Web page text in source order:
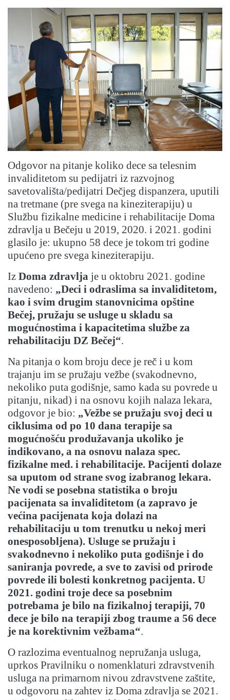
Odgovor na pitanje koliko dece sa telesnim
invaliditetom su pedijatri iz razvojnog
savetovališta/pedijatri Dečjeg dispanzera, uputili
na tretmane (pre svega na kineziterapiju) u
Službu fizikalne medicine i rehabilitacije Doma
zdravlja u Bečeju u 2019, 2020. i 2021. godini
glasilo je: ukupno 58 dece je tokom tri godine
upućeno pre svega kineziterapiju.
Iz Doma zdravlja je u oktobru 2021. godine
navedeno: „Deci i odraslima sa invaliditetom,
kao i svim drugim stanovnicima opštine
Bečej, pružaju se usluge u skladu sa
mogućnostima i kapacitetima službe za
rehabilitaciju DZ Bečej“.
Na pitanja o kom broju dece je reč i u kom
trajanju im se pružaju vežbe (svakodnevno,
nekoliko puta godišnje, samo kada su povrede u
pitanju, nikad) i na osnovu kojih nalaza lekara,
odgovor je bio: „Vežbe se pružaju svoj deci u
ciklusima od po 10 dana terapije sa
mogućnošću produžavanja ukoliko je
indikovano, a na osnovu nalaza spec.
fizikalne med. i rehabilitacije. Pacijenti dolaze
sa uputom od strane svog izabranog lekara.
Ne vodi se posebna statistika o broju
pacijenata sa invaliditetom (a zapravo je
većina pacijenata koja dolazi na
rehabilitaciju u tom trenutku u nekoj meri
onesposobljena). Usluge se pružaju i
svakodnevno i nekoliko puta godišnje i do
saniranja povrede, a sve to zavisi od prirode
povrede ili bolesti konkretnog pacijenta. U
2021. godini troje dece sa posebnim
potrebama je bilo na fizikalnoj terapiji, 70
dece je bilo na terapiji zbog traume a 56 dece
je na korektivnim vežbama“.
O razlozima eventualnog nepružanja usluga,
uprkos Pravilniku o nomenklaturi zdravstvenih
usluga na primarnom nivou zdravstvene zaštite,
u odgovoru na zahtev iz Doma zdravlja se 2021.